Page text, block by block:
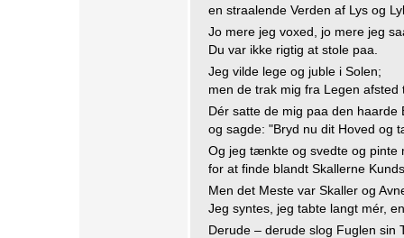
en straalende Verden af Lys og
Jo mere jeg voxed, jo mere jeg
Du var ikke rigtig at stole paa.
Jeg vilde lege og juble i Solen;
men de trak mig fra Legen afsted
Dér satte de mig paa den haarde
og sagde: "Bryd nu dit Hoved og
Og jeg tænkte og svedte og pinte
for at finde blandt Skallerne
Men det Meste var Skaller og
Jeg syntes, jeg tabte langt mér,
Derude – derude slog Fuglen sin